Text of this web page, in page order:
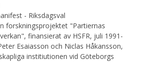
- Riksdagsval
forskningsprojektet "Partiernas
finansierat av HSFR, juli 1991-
Esaiasson och Niclas Håkansson,
institiutionen vid Göteborgs